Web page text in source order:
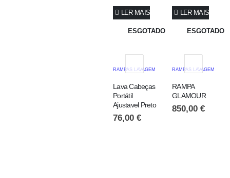
ESGOTADO
LER MAIS
RAMPAS LAVAGEM
Lava Cabeças
Portátil
Ajustavel Preto
76,00 €
ESGOTADO
LER MAIS
RAMPAS LAVAGEM
RAMPA
GLAMOUR
850,00 €